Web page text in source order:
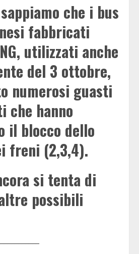
che i bus
fabbricati
utilizzati anche
del 3 ottobre,
numerosi guasti
che hanno
il blocco dello
freni (2,3,4).
si tenta di
possibili